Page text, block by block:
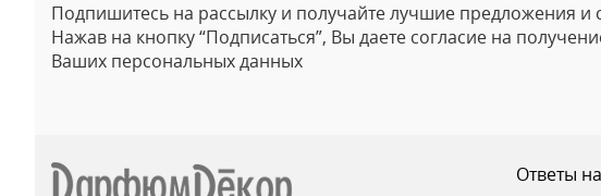
Подпишитесь на рассылку и получайте лучшие предложения и
Нажав на кнопку “Подписаться”, Вы даете согласие на
Ваших персональных данных
Ответы